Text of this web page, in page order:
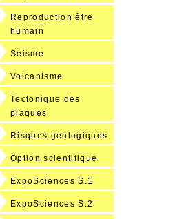
Reproduction être
humain
Séisme
Volcanisme
Tectonique des
plaques
Risques géologiques
Option scientifique
ExpoSciences S.1
ExpoSciences S.2